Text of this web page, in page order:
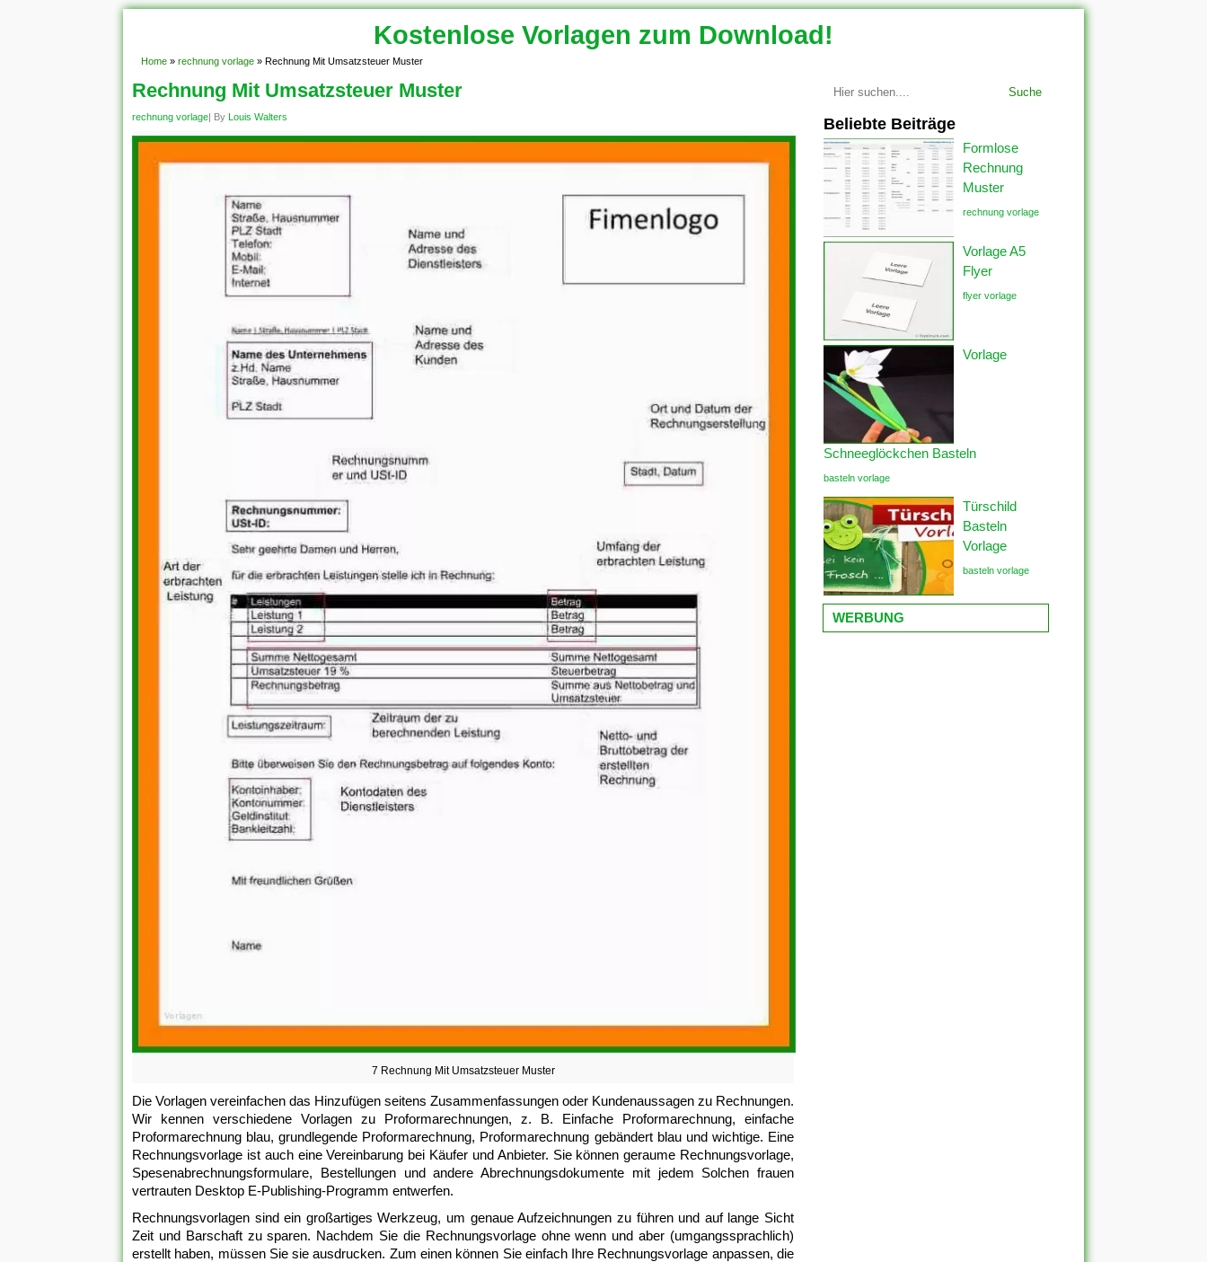
Kostenlose Vorlagen zum Download!
Home » rechnung vorlage » Rechnung Mit Umsatzsteuer Muster
Rechnung Mit Umsatzsteuer Muster
rechnung vorlage| By Louis Walters
7 Rechnung Mit Umsatzsteuer Muster
Die Vorlagen vereinfachen das Hinzufügen seitens Zusammenfassungen oder Kundenaussagen zu Rechnungen.
Wir kennen verschiedene Vorlagen zu Proformarechnungen, z. B. Einfache Proformarechnung, einfache
Proformarechnung blau, grundlegende Proformarechnung, Proformarechnung gebändert blau und wichtige. Eine
Rechnungsvorlage ist auch eine Vereinbarung bei Käufer und Anbieter. Sie können geraume Rechnungsvorlage,
Spesenabrechnungsformulare, Bestellungen und andere Abrechnungsdokumente mit jedem Solchen frauen
vertrauten Desktop E-Publishing-Programm entwerfen.
Rechnungsvorlagen sind ein großartiges Werkzeug, um genaue Aufzeichnungen zu führen und auf lange Sicht
Zeit und Barschaft zu sparen. Nachdem Sie die Rechnungsvorlage ohne wenn und aber (umgangssprachlich)
erstellt haben, müssen Sie sie ausdrucken. Zum einen können Sie einfach Ihre Rechnungsvorlage anpassen, die
Suche
Beliebte Beiträge
Formlose
Rechnung
Muster
rechnung vorlage
Vorlage A5
Flyer
flyer vorlage
Vorlage
Schneeglöckchen Basteln
basteln vorlage
Türschild
Basteln
Vorlage
basteln vorlage
WERBUNG